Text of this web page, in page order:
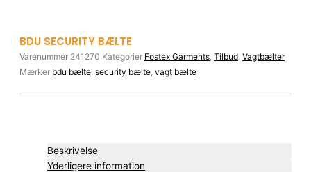
BDU SECURITY BÆLTE
Varenummer 241270 Kategorier Fostex Garments Tilbud Vagtbælter
Mærker bdu bælte security bælte vagt bælte
Beskrivelse
Yderligere information